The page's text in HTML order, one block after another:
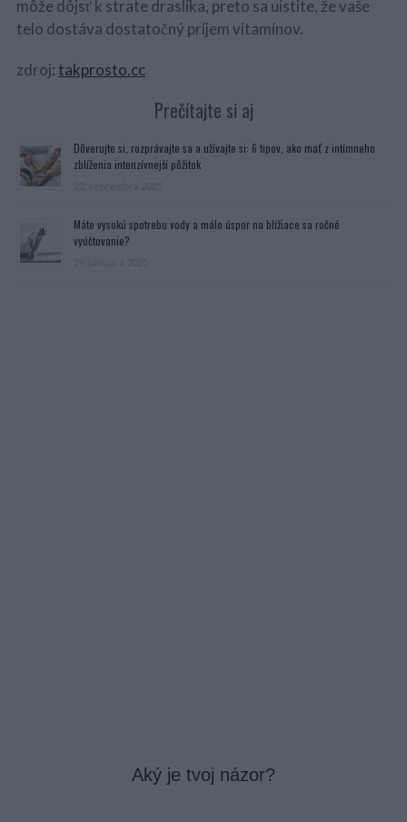
môže dôjsť k strate draslíka, preto sa uistite, že vaše
telo dostáva dostatočný príjem vitamínov.
zdroj: takprosto.cc
Prečítajte si aj
Dôverujte si, rozprávajte sa a užívajte si: 6 tipov, ako mať z intímneho
zblíženia intenzívnejší pôžitok
Máte vysokú spotrebu vody a málo úspor na blížiace sa ročné
vyúčtovanie?
Aký je tvoj názor?